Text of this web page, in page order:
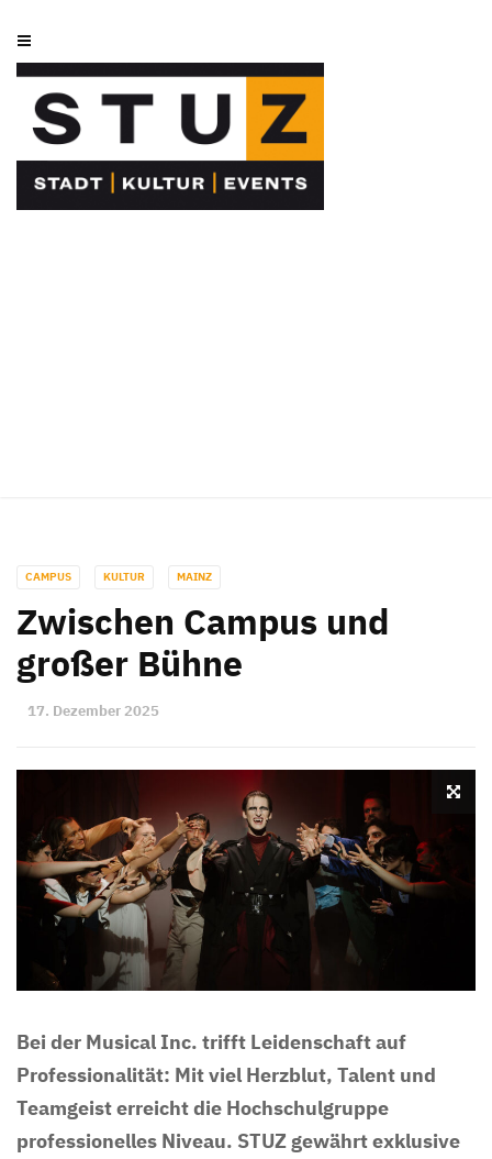
CAMPUS KULTUR MAINZ
Zwischen Campus und
großer Bühne
17. Dezember 2025
Bei der Musical Inc. trifft Leidenschaft auf
Professionalität: Mit viel Herzblut, Talent und
Teamgeist erreicht die Hochschulgruppe
professionelles Niveau. STUZ gewährt exklusive